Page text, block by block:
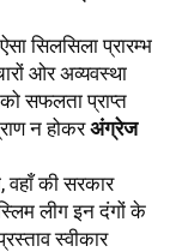
सिलसिला प्रारम्भ
ओर अव्यवस्था
सफलता प्राप्त
न होकर अंग्रेज
वहाँ की सरकार
लीग इन दंगों के
स्वीकार